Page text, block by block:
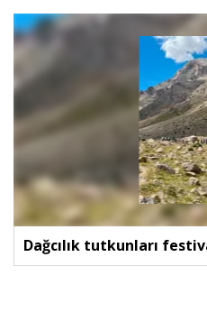
Dağcılık tutkunları